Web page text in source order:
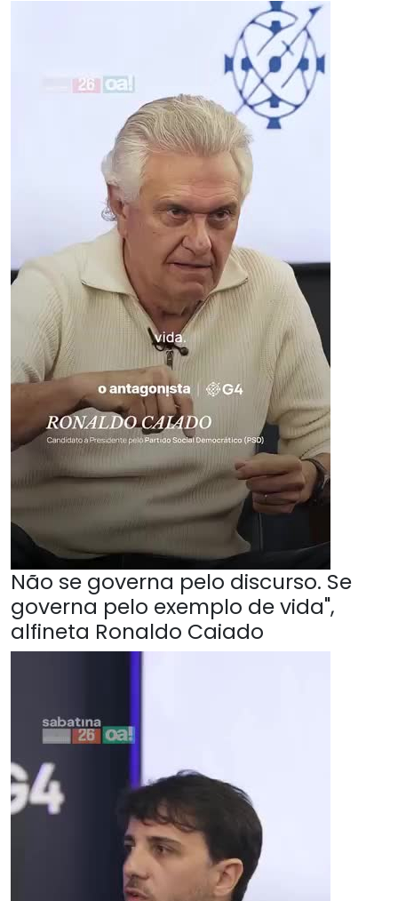
Não se governa pelo discurso. Se
governa pelo exemplo de vida",
alfineta Ronaldo Caiado